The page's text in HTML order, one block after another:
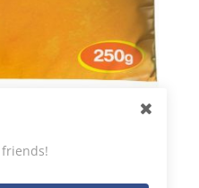
de Mango